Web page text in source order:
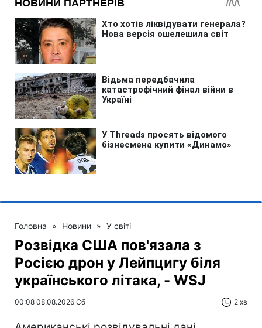
Головна » Новини » У світі
Розвідка США пов'язала з
Росією дрон у Лейпцигу біля
українського літака, - WSJ
00:08 08.08.2026 Сб 2 хв